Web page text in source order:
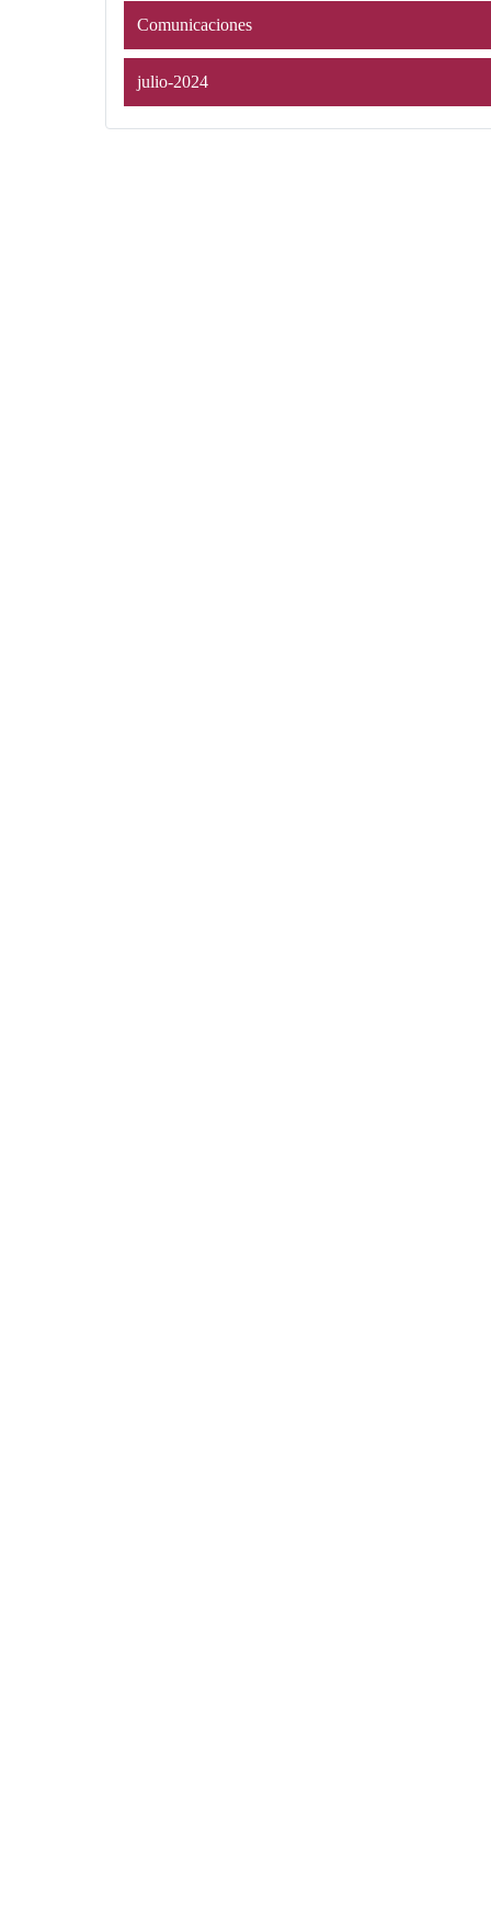
Comunicaciones
julio-2024